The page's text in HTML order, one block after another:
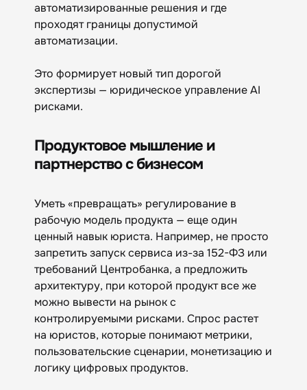
автоматизированные решения и где
проходят границы допустимой
автоматизации.
Это формирует новый тип дорогой
экспертизы — юридическое управление AI
рисками.
Продуктовое мышление и
партнерство с бизнесом
Уметь «превращать» регулирование в
рабочую модель продукта — еще один
ценный навык юриста. Например, не просто
запретить запуск сервиса из-за 152-ФЗ или
требований Центробанка, а предложить
архитектуру, при которой продукт все же
можно вывести на рынок с
контролируемыми рисками. Спрос растет
на юристов, которые понимают метрики,
пользовательские сценарии, монетизацию и
логику цифровых продуктов.